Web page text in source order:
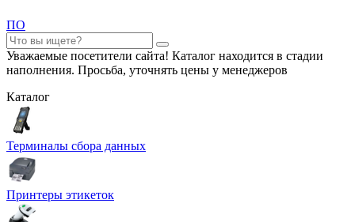
ПО
Уважаемые посетители сайта! Каталог находится в стадии
наполнения. Просьба, уточнять цены у менеджеров
Каталог
Терминалы сбора данных
Принтеры этикеток